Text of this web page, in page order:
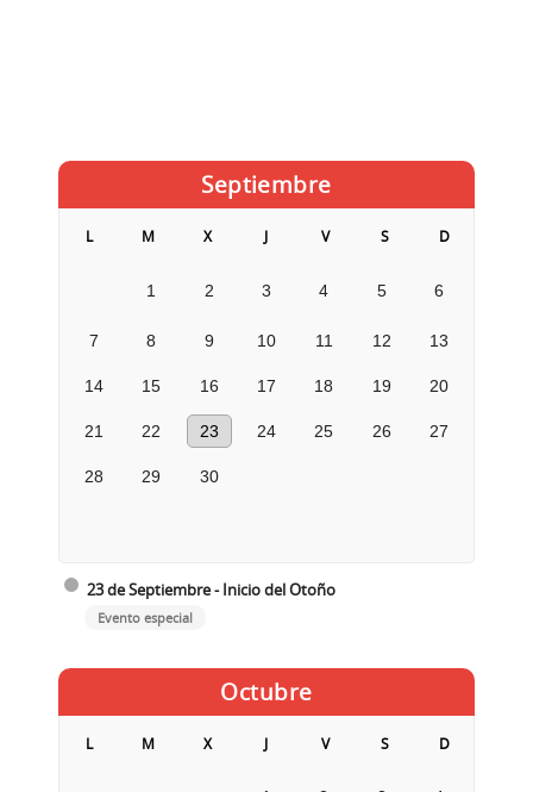
Septiembre
L M X J V S D
1 2 3 4 5 6
7 8 9 10 11 12 13
14 15 16 17 18 19 20
21 22 23 24 25 26 27
28 29 30
23 de Septiembre - Inicio del Otoño
Evento especial
Octubre
L M X J V S D